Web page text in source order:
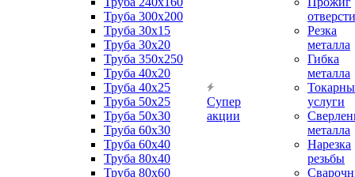
Труба 300x200
Труба 30x15
Труба 30x20
Труба 350x250
Труба 40x20
Труба 40x25
Труба 50x25
Труба 50x30
Труба 60x30
Труба 60x40
Труба 80x40
Труба 80x60
Супер
акции
Резка
металла
Гибка
металла
услуги
металла
Нарезка
резьбы